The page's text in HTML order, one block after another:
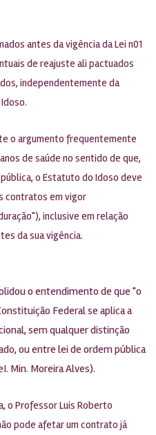
antes da vigência da Lei n01
de reajuste ali pactuados
independentemente da
o argumento frequentemente
de saúde no sentido de que,
o Estatuto do Idoso deve
contratos em vigor
inclusive em relação
da sua vigência.
o entendimento de que "o
Federal se aplica a
sem qualquer distinção
ou entre lei de ordem pública
Min. Moreira Alves).
o Professor Luis Roberto
pode afetar um contrato já